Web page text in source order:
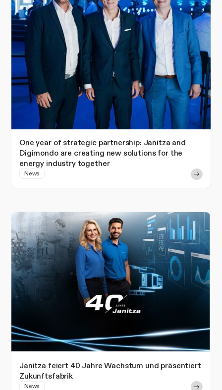
One year of strategic partnership: Janitza and
Digimondo are creating new solutions for the
energy industry together
News
Janitza feiert 40 Jahre Wachstum und präsentiert
Zukunftsfabrik
News